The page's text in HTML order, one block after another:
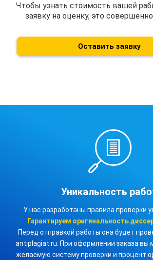
Чтобы узнать стоимость вашей
заявку на оценку, это
Оставить заявку
Уникальность
У нас разработаны правила проверки
Гарантируем оригинальность
Перед отправкой работы она будет
antiplagiat.ru. При оформлении заказа вы
желаемую систему проверки и процент